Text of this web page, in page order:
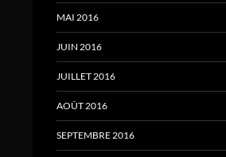
MAI 2016
JUIN 2016
JUILLET 2016
AOÛT 2016
SEPTEMBRE 2016